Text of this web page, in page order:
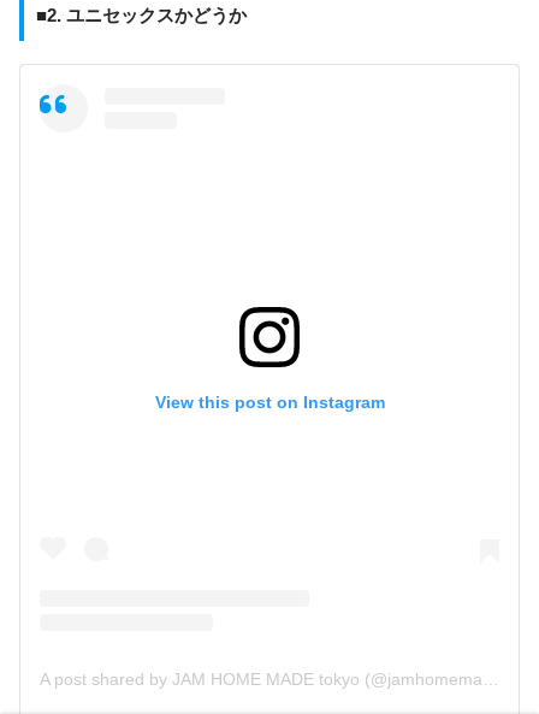
■2. ユニセックスかどうか
View this post on Instagram
A post shared by JAM HOME MADE tokyo (@jamhomemade_shop)